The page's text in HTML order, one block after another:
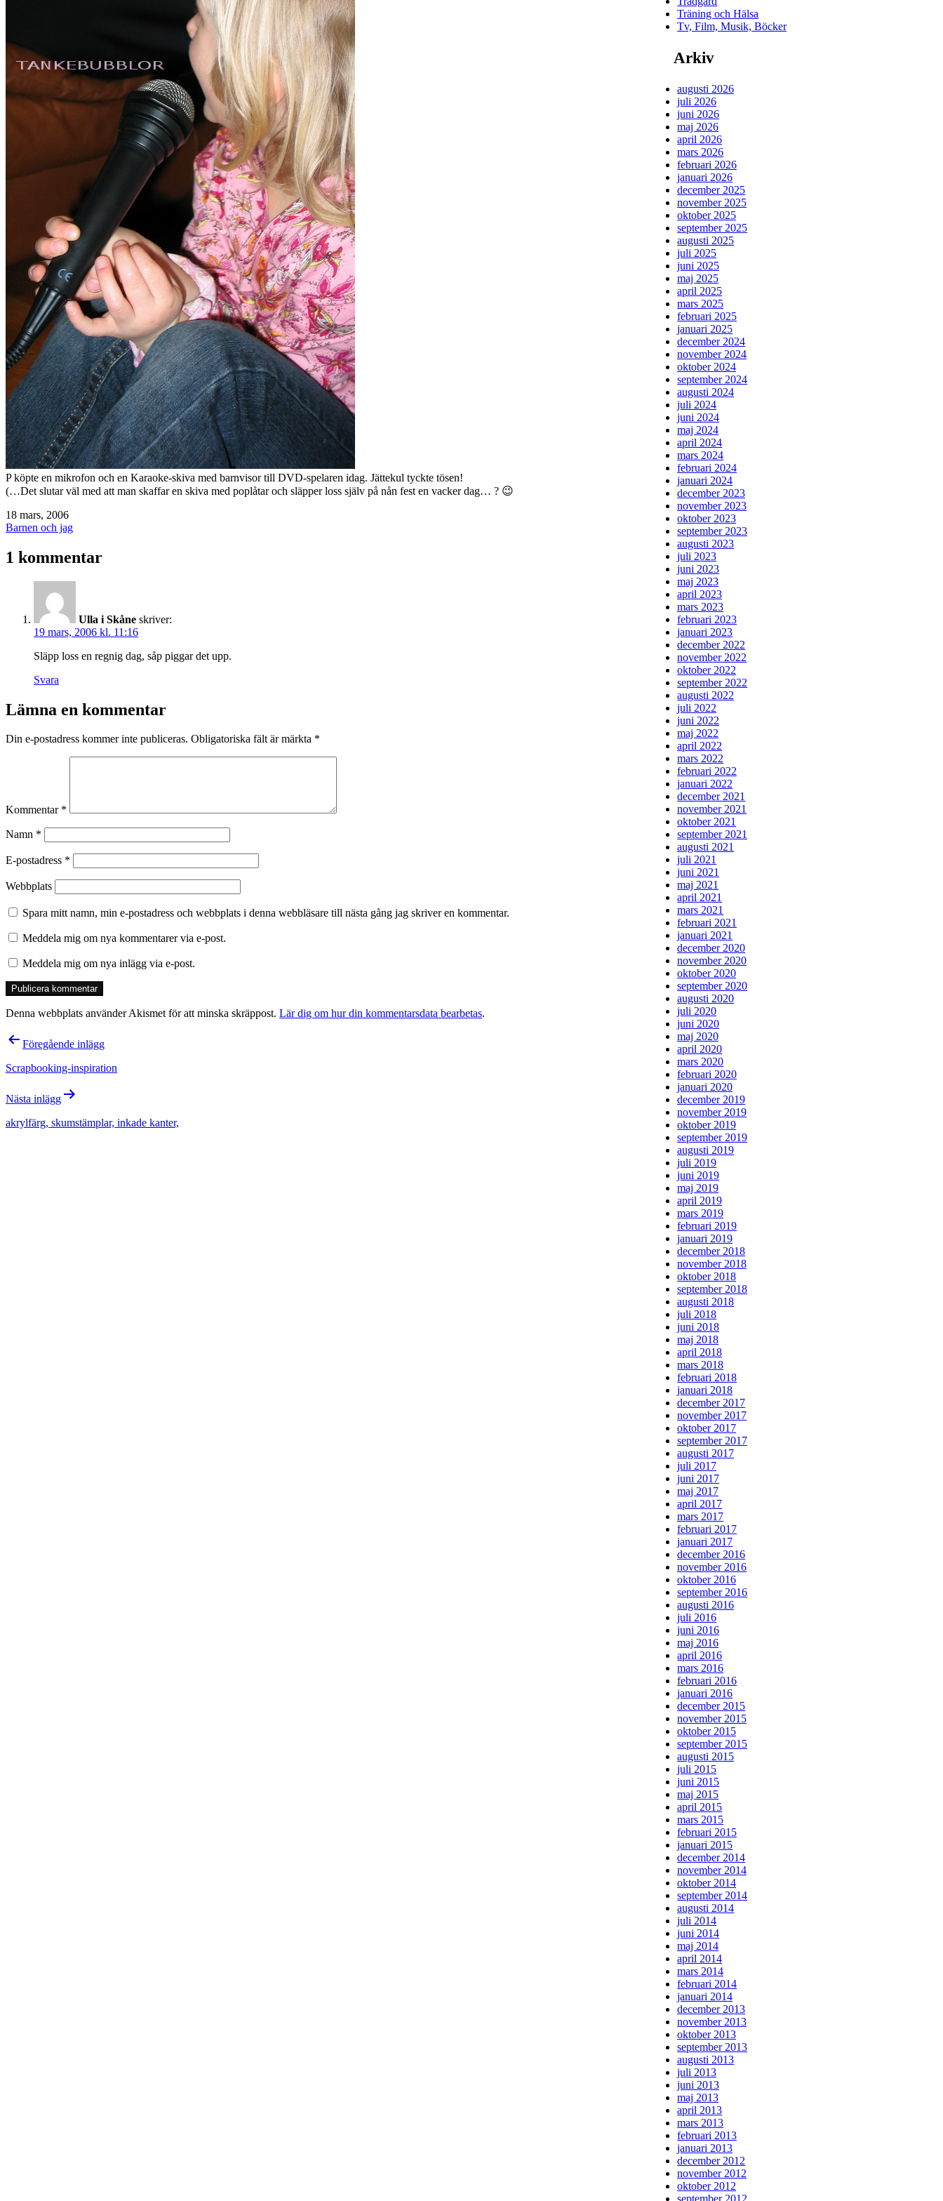
P köpte en mikrofon och en Karaoke-skiva med barnvisor till DVD-spelaren idag. Jättekul tyckte tösen!
(…Det slutar väl med att man skaffar en skiva med poplåtar och släpper loss själv på nån fest en vacker dag… ? 😉
Publicerat
den
18 mars, 2006
Kategoriserat
Barnen och jag
1 kommentar
Ulla i Skåne skriver:
19 mars, 2006 kl. 11:16
Släpp loss en regnig dag, såp piggar det upp.
Svara
Lämna en kommentar
Din e-postadress kommer inte publiceras. Obligatoriska fält är märkta *
Kommentar *
Namn *
E-postadress *
Webbplats
Spara mitt namn, min e-postadress och webbplats i denna webbläsare till nästa gång jag skriver en kommentar.
Meddela mig om nya kommentarer via e-post.
Meddela mig om nya inlägg via e-post.
Denna webbplats använder Akismet för att minska skräppost. Lär dig om hur din kommentarsdata bearbetas.
Inläggsnavigering
Föregående inlägg
Scrapbooking-inspiration
Nästa inlägg
akrylfärg, skumstämplar, inkade kanter,
Träning och Hälsa
Tv, Film, Musik, Böcker
Arkiv
augusti 2026
juli 2026
juni 2026
maj 2026
april 2026
mars 2026
februari 2026
januari 2026
december 2025
november 2025
oktober 2025
september 2025
augusti 2025
juli 2025
juni 2025
maj 2025
april 2025
mars 2025
februari 2025
januari 2025
december 2024
november 2024
oktober 2024
september 2024
augusti 2024
juli 2024
juni 2024
maj 2024
april 2024
mars 2024
februari 2024
januari 2024
december 2023
november 2023
oktober 2023
september 2023
augusti 2023
juli 2023
juni 2023
maj 2023
april 2023
mars 2023
februari 2023
januari 2023
december 2022
november 2022
oktober 2022
september 2022
augusti 2022
juli 2022
juni 2022
maj 2022
april 2022
mars 2022
februari 2022
januari 2022
december 2021
november 2021
oktober 2021
september 2021
augusti 2021
juli 2021
juni 2021
maj 2021
april 2021
mars 2021
februari 2021
januari 2021
december 2020
november 2020
oktober 2020
september 2020
augusti 2020
juli 2020
juni 2020
maj 2020
april 2020
mars 2020
februari 2020
januari 2020
december 2019
november 2019
oktober 2019
september 2019
augusti 2019
juli 2019
juni 2019
maj 2019
april 2019
mars 2019
februari 2019
januari 2019
december 2018
november 2018
oktober 2018
september 2018
augusti 2018
juli 2018
juni 2018
maj 2018
april 2018
mars 2018
februari 2018
januari 2018
december 2017
november 2017
oktober 2017
september 2017
augusti 2017
juli 2017
juni 2017
maj 2017
april 2017
mars 2017
februari 2017
januari 2017
december 2016
november 2016
oktober 2016
september 2016
augusti 2016
juli 2016
juni 2016
maj 2016
april 2016
mars 2016
februari 2016
januari 2016
december 2015
november 2015
oktober 2015
september 2015
augusti 2015
juli 2015
juni 2015
maj 2015
april 2015
mars 2015
februari 2015
januari 2015
december 2014
november 2014
oktober 2014
september 2014
augusti 2014
juli 2014
juni 2014
maj 2014
april 2014
mars 2014
februari 2014
januari 2014
december 2013
november 2013
oktober 2013
september 2013
augusti 2013
juli 2013
juni 2013
maj 2013
april 2013
mars 2013
februari 2013
januari 2013
december 2012
november 2012
oktober 2012
september 2012